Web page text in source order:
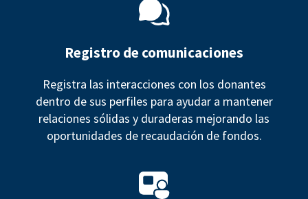
Registro de comunicaciones
Registra las interacciones con los donantes
dentro de sus perfiles para ayudar a mantener
relaciones sólidas y duraderas mejorando las
oportunidades de recaudación de fondos.